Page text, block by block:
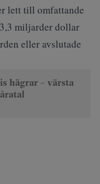
lett till omfattande
miljarder dollar
eller avslutade
hägrar – värsta